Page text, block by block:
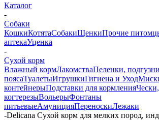
Каталог
-
Собаки
КошкиКотятаСобакиЩенкиПрочие
аптекаУценка
-
Сухой корм
Влажный кормЛакомстваПеленки,
поясаТуалетыИгрушкиГигиена и Уход
контейнерыПодставки для кормления
когтерезыВольерыФонтаны
питьевыеАмуницияПереноскиЛежаки
-Delicana Сухой корм для мелких пород,